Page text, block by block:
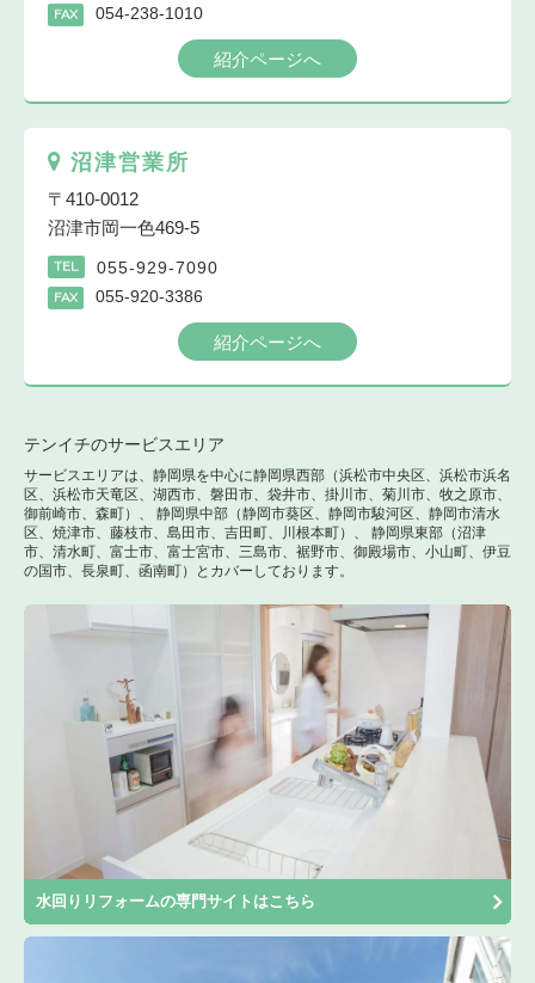
FAX 054-238-1010
紹介ページへ
沼津営業所
〒410-0012
沼津市岡一色469-5
TEL 055-929-7090
FAX 055-920-3386
紹介ページへ
テンイチのサービスエリア
サービスエリアは、静岡県を中心に静岡県西部（浜松市中央区、浜松市浜名
区、浜松市天竜区、湖西市、磐田市、袋井市、掛川市、菊川市、牧之原市、
御前崎市、森町）、 静岡県中部（静岡市葵区、静岡市駿河区、静岡市清水
区、焼津市、藤枝市、島田市、吉田町、川根本町）、 静岡県東部（沼津
市、清水町、富士市、富士宮市、三島市、裾野市、御殿場市、小山町、伊豆
の国市、長泉町、函南町）とカバーしております。
水回りリフォームの専門サイトはこちら